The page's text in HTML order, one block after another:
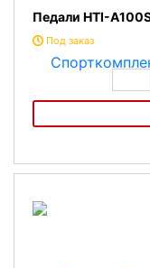
Педали HTI-
Под заказ
Педали HTI-A100S